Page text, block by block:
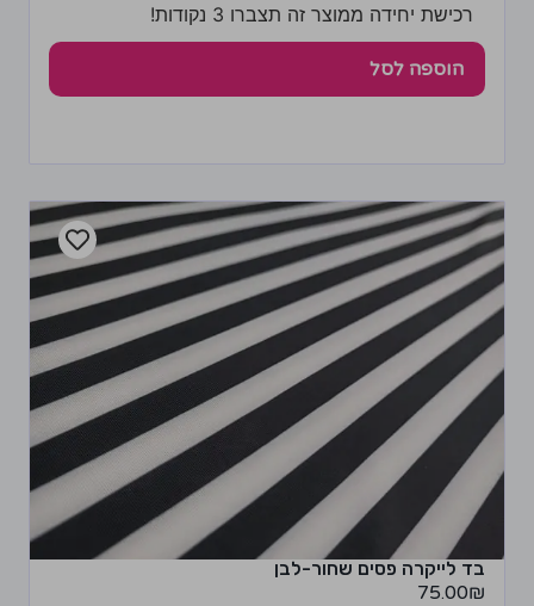
רכישת יחידה ממוצר זה תצברו 3 נקודות!
הוספה לסל
בד לייקרה פסים שחור-לבן
75.00₪